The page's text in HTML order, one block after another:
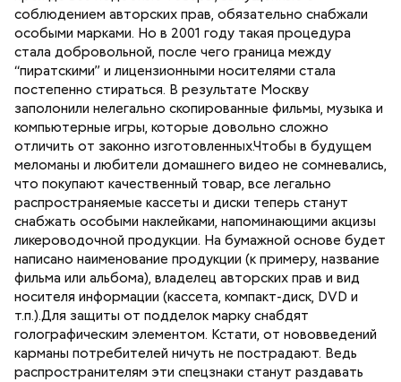
соблюдением авторских прав, обязательно снабжали
особыми марками. Но в 2001 году такая процедура
стала добровольной, после чего граница между
“пиратскими” и лицензионными носителями стала
постепенно стираться. В результате Москву
заполонили нелегально скопированные фильмы, музыка и
компьютерные игры, которые довольно сложно
отличить от законно изготовленных.Чтобы в будущем
меломаны и любители домашнего видео не сомневались,
что покупают качественный товар, все легально
распространяемые кассеты и диски теперь станут
снабжать особыми наклейками, напоминающими акцизы
ликероводочной продукции. На бумажной основе будет
написано наименование продукции (к примеру, название
фильма или альбома), владелец авторских прав и вид
носителя информации (кассета, компакт-диск, DVD и
т.п.).Для защиты от подделок марку снабдят
голографическим элементом. Кстати, от нововведений
карманы потребителей ничуть не пострадают. Ведь
распространителям эти спецзнаки станут раздавать